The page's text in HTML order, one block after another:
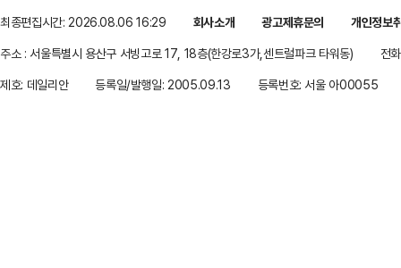
최종편집시간: 2026.08.06 16:29 회사소개 광고제휴문의
개인정보
주소 : 서울특별시 용산구 서빙고로 17, 18층(한강로3가,센트럴파크 타워동)
전
제호: 데일리안
등록일/발행일: 2005.09.13 등록번호: 서울 아00055